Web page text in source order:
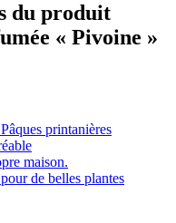
du produit
« Pivoine »
printanières
maison.
de belles plantes